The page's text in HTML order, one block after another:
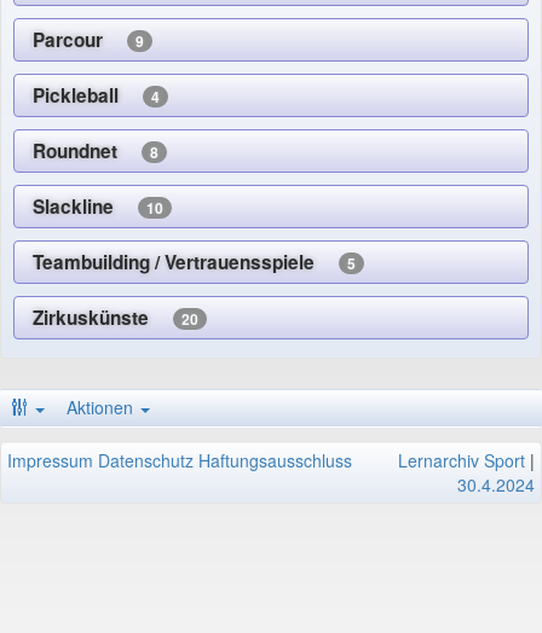
Parcour 9
Pickleball 4
Roundnet 8
Slackline 10
Teambuilding / Vertrauensspiele 5
Zirkuskünste 20
Aktionen
Impressum Datenschutz Haftungsausschluss Lernarchiv Sport |
30.4.2024